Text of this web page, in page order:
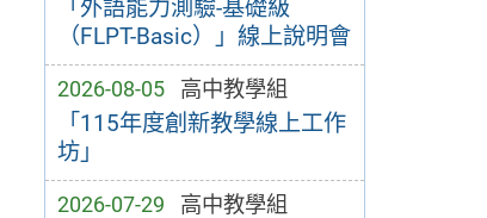
「外語能力測驗-基礎級
（FLPT-Basic）」線上說明會
2026-08-05 高中教學組
「115年度創新教學線上工作
坊」
2026-07-29 高中教學組